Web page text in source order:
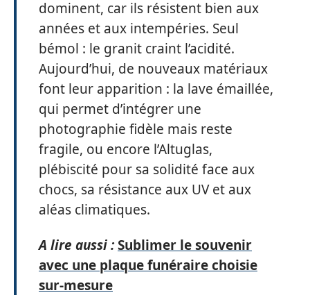
dominent, car ils résistent bien aux
années et aux intempéries. Seul
bémol : le granit craint l’acidité.
Aujourd’hui, de nouveaux matériaux
font leur apparition : la lave émaillée,
qui permet d’intégrer une
photographie fidèle mais reste
fragile, ou encore l’Altuglas,
plébiscité pour sa solidité face aux
chocs, sa résistance aux UV et aux
aléas climatiques.
A lire aussi :Sublimer le souvenir
avec une plaque funéraire choisie
sur-mesure